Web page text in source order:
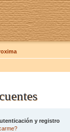
y registro